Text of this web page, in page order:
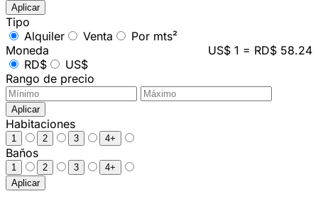
Aplicar
Tipo
Alquiler
Venta
Por mts²
Moneda
US$ 1 = RD$ 58.24
RD$
US$
Rango de precio
Aplicar
Habitaciones
1 2 3 4+
Baños
1 2 3
4+
Aplicar